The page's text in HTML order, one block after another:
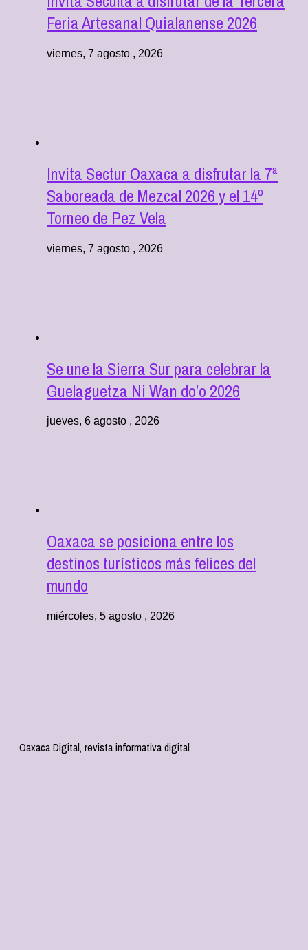
Feria Artesanal Quialanense 2026
viernes, 7 agosto , 2026
Invita Sectur Oaxaca a disfrutar la 7ª
Saboreada de Mezcal 2026 y el 14º
Torneo de Pez Vela
viernes, 7 agosto , 2026
Se une la Sierra Sur para celebrar la
Guelaguetza Ni Wan do’o 2026
jueves, 6 agosto , 2026
Oaxaca se posiciona entre los
destinos turísticos más felices del
mundo
miércoles, 5 agosto , 2026
Oaxaca Digital, revista informativa digital